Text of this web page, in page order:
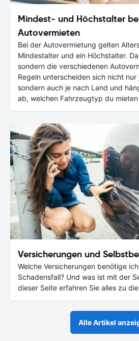
Mindest- und Höchstalter
Autovermieten
Bei der Autovermietung gelten
Mindestalter und ein Höchstalter.
sondern die verschiedenen
Regeln unterscheiden sich nicht nur
sondern auch je nach Land und
ab, welchen Fahrzeugtyp du
Versicherungen und
Welche Versicherungen benötige
Schadensfall? Und was ist mit der
dieser Seite erfahren Sie alles zu
Alle Artikel